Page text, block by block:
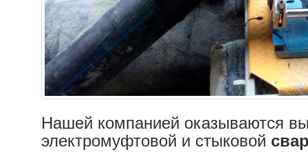
Нашей компанией оказываются
электромуфтовой и стыковой